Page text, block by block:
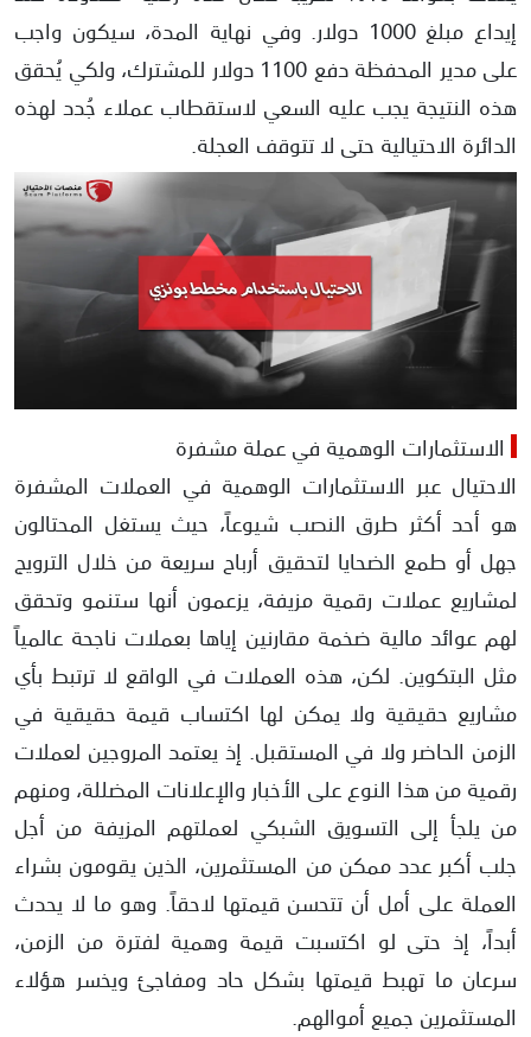
إيداع مبلغ 1000 دولار. وفي نهاية المدة، سيكون واجب
على مدير المحفظة دفع 1100 دولار للمشترك، ولكي يُحقق
هذه النتيجة يجب عليه السعي لاستقطاب عملاء جُدد لهذه
الدائرة الاحتيالية حتى لا تتوقف العجلة.
الاستثمارات الوهمية في عملة مشفرة
الاحتيال عبر الاستثمارات الوهمية في العملات المشفرة
هو أحد أكثر طرق النصب شيوعاً، حيث يستغل المحتالون
جهل أو طمع الضحايا لتحقيق أرباح سريعة من خلال الترويج
لمشاريع عملات رقمية مزيفة، يزعمون أنها ستنمو وتحقق
لهم عوائد مالية ضخمة مقارنين إياها بعملات ناجحة عالمياً
مثل البتكوين. لكن، هذه العملات في الواقع لا ترتبط بأي
مشاريع حقيقية ولا يمكن لها اكتساب قيمة حقيقية في
الزمن الحاضر ولا في المستقبل. إذ يعتمد المروجين لعملات
رقمية من هذا النوع على الأخبار والإعلانات المضللة، ومنهم
من يلجأ إلى التسويق الشبكي لعملتهم المزيفة من أجل
جلب أكبر عدد ممكن من المستثمرين، الذين يقومون بشراء
العملة على أمل أن تتحسن قيمتها لاحقاً. وهو ما لا يحدث
أبداً، إذ حتى لو اكتسبت قيمة وهمية لفترة من الزمن،
سرعان ما تهبط قيمتها بشكل حاد ومفاجئ ويخسر هؤلاء
المستثمرين جميع أموالهم.